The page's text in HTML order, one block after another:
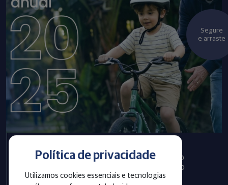
Política de privacidade
Utilizamos cookies essenciais e tecnologias
Infraprev publica Relatório
Anual com informações do
exercício 2025
Segure
e arraste